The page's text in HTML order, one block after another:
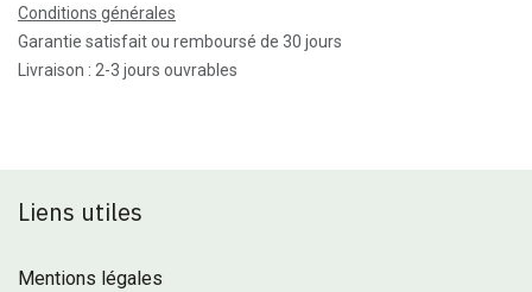
Conditions générales
Garantie satisfait ou remboursé de 30 jours
Livraison : 2-3 jours ouvrables
Liens utiles
Mentions légales